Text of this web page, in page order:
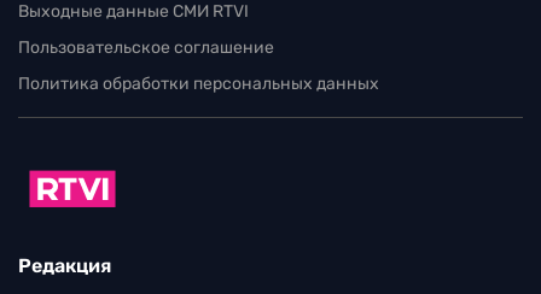
Выходные данные СМИ RTVI
Пользовательское соглашение
Политика обработки персональных данных
Редакция